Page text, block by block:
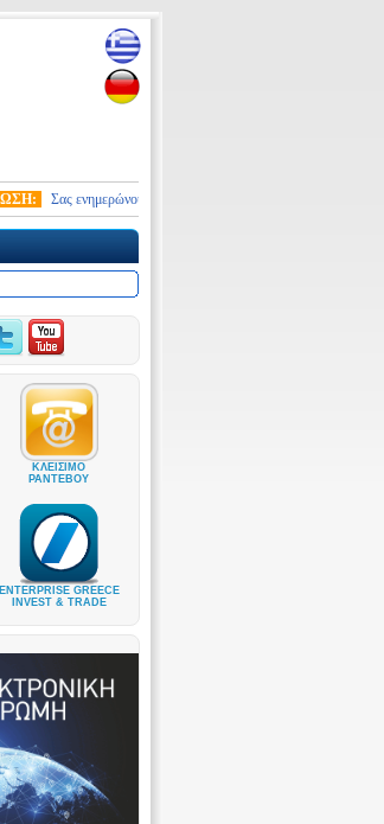
Σας ενημερώνουμε ότι από 10.01.2026 τέθηκε σε ισχύ ο νέος
ΚΛΕΙΣΙΜΟ
ΡΑΝΤΕΒΟΥ
ENTERPRISE GREECE
INVEST & TRADE